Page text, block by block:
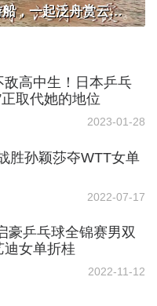
北京多家市属公园延时开放游船，一起泛舟赏云霞！
敌高中生！日本乒乓
正取代她的地位
2023-01-28
胜孙颖莎夺WTT女单
2022-07-17
豪乒乓球全锦赛男双
迪女单折桂
2022-11-12